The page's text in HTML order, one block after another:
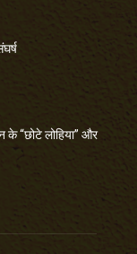
के “छोटे लोहिया” और